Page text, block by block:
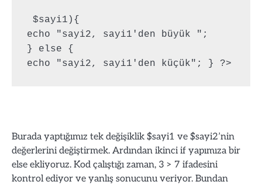
$sayi1){
echo "sayi2, sayi1'den büyük ";
} else {
Burada yaptığımız tek değişiklik $sayi1 ve $sayi2’nin
değerlerini değiştirmek. Ardından ikinci if yapımıza bir
else ekliyoruz. Kod çalıştığı zaman, 3 > 7 ifadesini
kontrol ediyor ve yanlış sonucunu veriyor. Bundan